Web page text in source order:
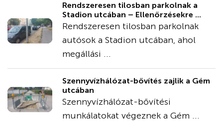
Rendszeresen tilosban parkolnak a
Stadion utcában – Ellenőrzésekre ...
Rendszeresen tilosban parkolnak
autósok a Stadion utcában, ahol
megállási ...
Szennyvízhálózat-bővítés zajlik a Gém
utcában
Szennyvízhálózat-bővítési
munkálatokat végeznek a Gém ...